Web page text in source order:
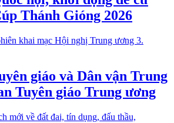
Thánh Gióng 2026
giáo và Dân vận Trung
Tuyên giáo Trung ương